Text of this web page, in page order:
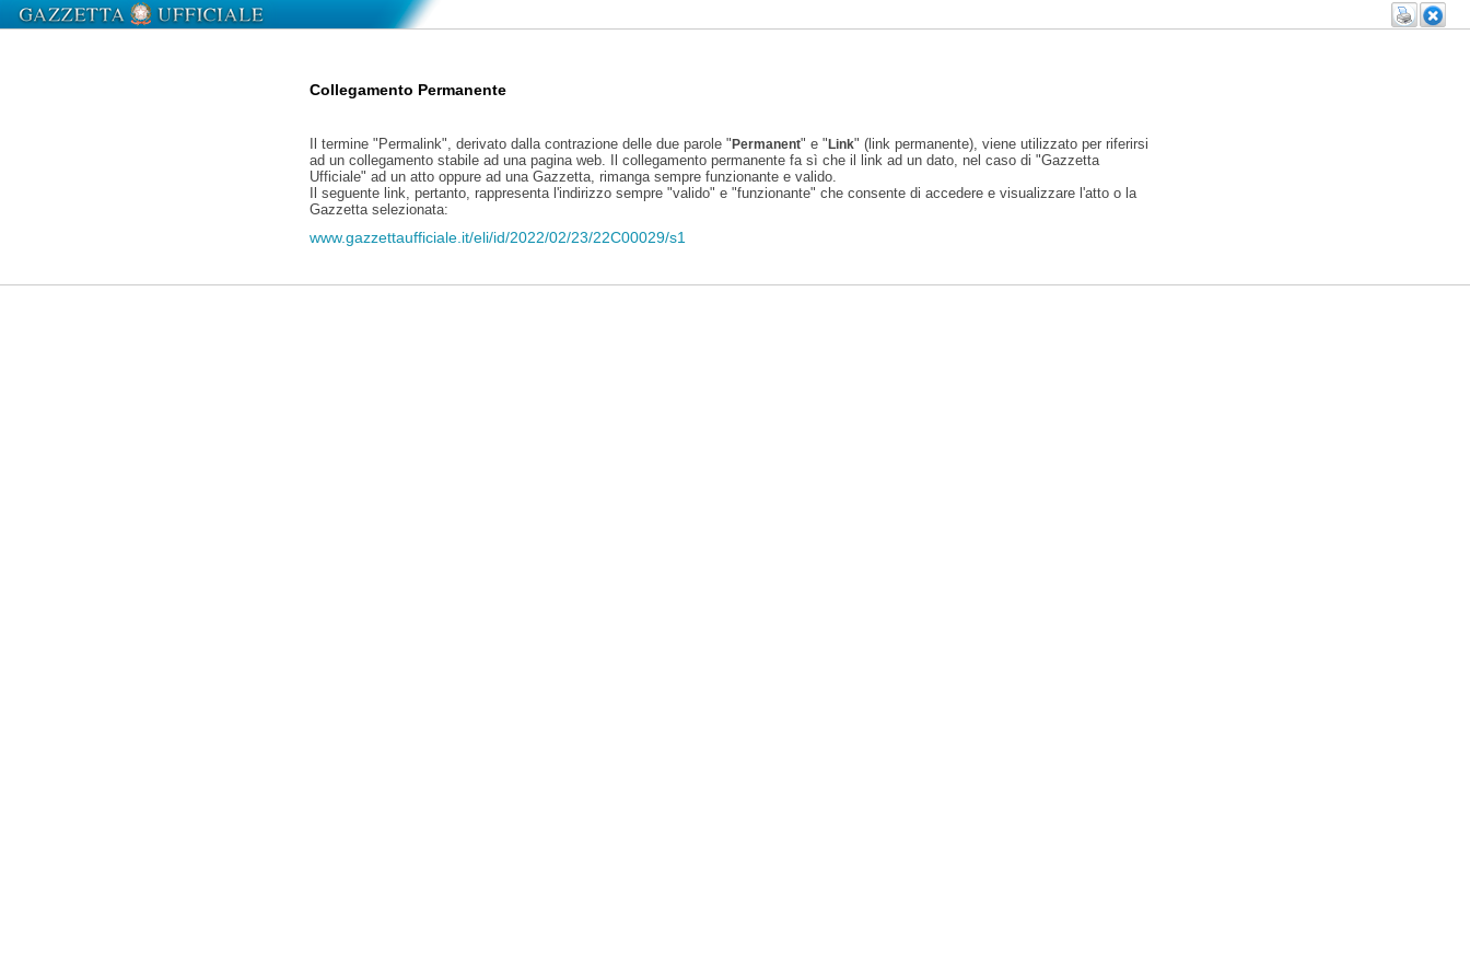
Collegamento Permanente
Il termine "Permalink", derivato dalla contrazione delle due parole "Permanent" e "Link" (link permanente), viene utilizzato per riferirsi
ad un collegamento stabile ad una pagina web. Il collegamento permanente fa sì che il link ad un dato, nel caso di "Gazzetta
Ufficiale" ad un atto oppure ad una Gazzetta, rimanga sempre funzionante e valido.
Il seguente link, pertanto, rappresenta l'indirizzo sempre "valido" e "funzionante" che consente di accedere e visualizzare l'atto o la
Gazzetta selezionata:
www.gazzettaufficiale.it/eli/id/2022/02/23/22C00029/s1